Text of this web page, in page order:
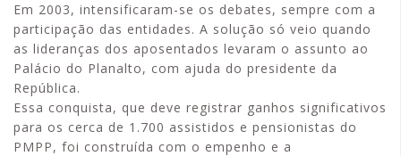
Em 2003, intensificaram-se os debates, sempre com a
participação das entidades. A solução só veio quando
as lideranças dos aposentados levaram o assunto ao
Palácio do Planalto, com ajuda do presidente da
República.
Essa conquista, que deve registrar ganhos significativos
para os cerca de 1.700 assistidos e pensionistas do
PMPP, foi construída com o empenho e a